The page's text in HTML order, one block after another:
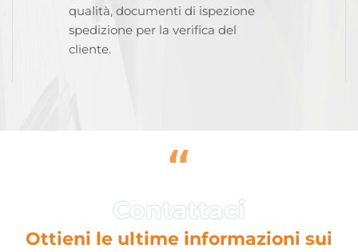
qualità, documenti di ispezione
spedizione per la verifica del
cliente.
“
Ottieni le ultime informazioni sui